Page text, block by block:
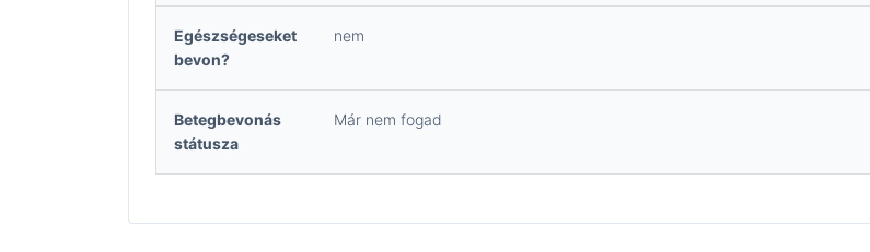
Egészségeseket
bevon?
nem
Betegbevonás
státusza
Már nem fogad